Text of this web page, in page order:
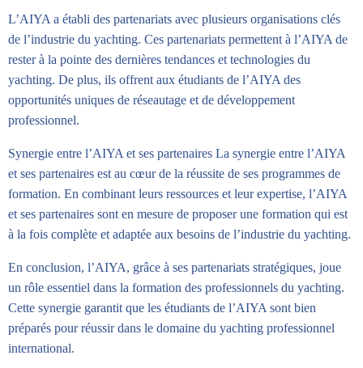
L’AIYA a établi des partenariats avec plusieurs organisations clés
de l’industrie du yachting. Ces partenariats permettent à l’AIYA de
rester à la pointe des dernières tendances et technologies du
yachting. De plus, ils offrent aux étudiants de l’AIYA des
opportunités uniques de réseautage et de développement
professionnel.
Synergie entre l’AIYA et ses partenaires La synergie entre l’AIYA
et ses partenaires est au cœur de la réussite de ses programmes de
formation. En combinant leurs ressources et leur expertise, l’AIYA
et ses partenaires sont en mesure de proposer une formation qui est
à la fois complète et adaptée aux besoins de l’industrie du yachting.
En conclusion, l’AIYA, grâce à ses partenariats stratégiques, joue
un rôle essentiel dans la formation des professionnels du yachting.
Cette synergie garantit que les étudiants de l’AIYA sont bien
préparés pour réussir dans le domaine du yachting professionnel
international.